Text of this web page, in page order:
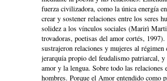
fuerza civilizadora, como la única energía
crear y sostener relaciones entre los seres
solidez a los vínculos sociales (Marirì
trovadoras, poetisas del amor cortés,
sustrajeron relaciones y mujeres al régimen
jerarquía propio del feudalismo patriarcal,
amor y la lengua. Sobre todo las relaciones
hombres. Porque el Amor entendido como